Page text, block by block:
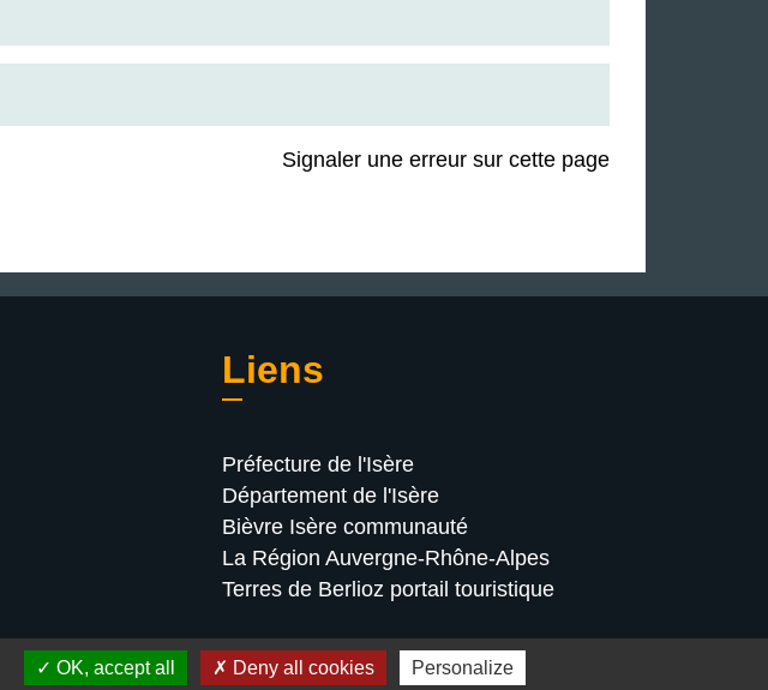
Signaler une erreur sur cette page
Liens
Préfecture de l'Isère
Département de l'Isère
Bièvre Isère communauté
La Région Auvergne-Rhône-Alpes
Terres de Berlioz portail touristique
OK, accept all Deny all cookies Personalize